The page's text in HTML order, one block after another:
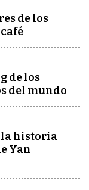
de los
de los
del mundo
la historia
Yan